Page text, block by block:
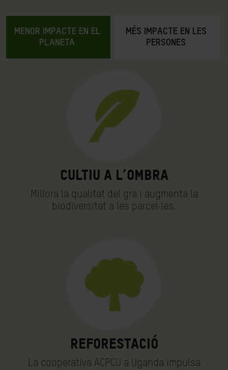
MENOR IMPACTE EN EL
PLANETA
MÉS IMPACTE EN LES
PERSONES
Cultiu a l’ombra
Millora la qualitat del gra i augmenta la
biodiversitat a les parcel·les.
Reforestació
La cooperativa ACPCU a Uganda impulsa